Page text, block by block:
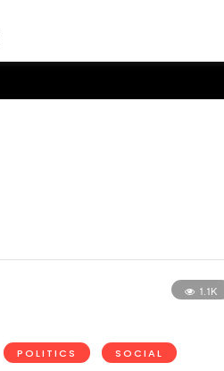
1.1K
POLITICS SOCIAL